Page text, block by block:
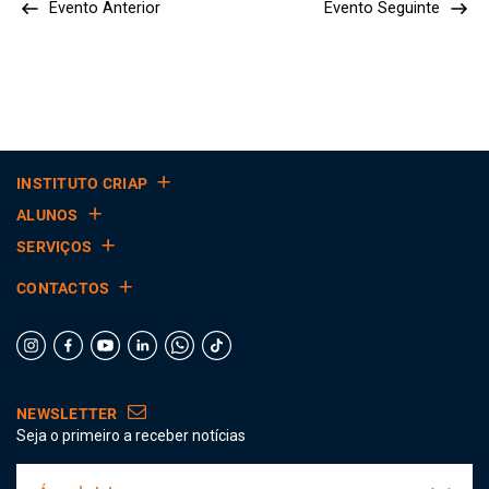
Evento Anterior Evento Seguinte
INSTITUTO CRIAP
ALUNOS
SERVIÇOS
CONTACTOS
NEWSLETTER
Seja o primeiro a receber notícias